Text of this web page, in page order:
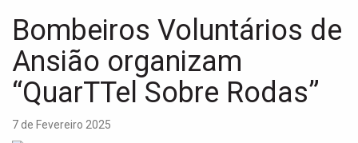
l
Bombeiros Voluntários de
Ansião organizam
“QuarTTel Sobre Rodas”
7 de Fevereiro 2025